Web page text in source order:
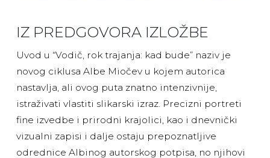
IZ PREDGOVORA IZLOŽBE
Uvod u “Vodič, rok trajanja: kad bude” naziv je
novog ciklusa Albe Miočev u kojem autorica
nastavlja, ali ovog puta znatno intenzivnije,
istraživati vlastiti slikarski izraz. Precizni portreti
fine izvedbe i prirodni krajolici, kao i dnevnički
vizualni zapisi i dalje ostaju prepoznatljive
odrednice Albinog autorskog potpisa, no njihovi